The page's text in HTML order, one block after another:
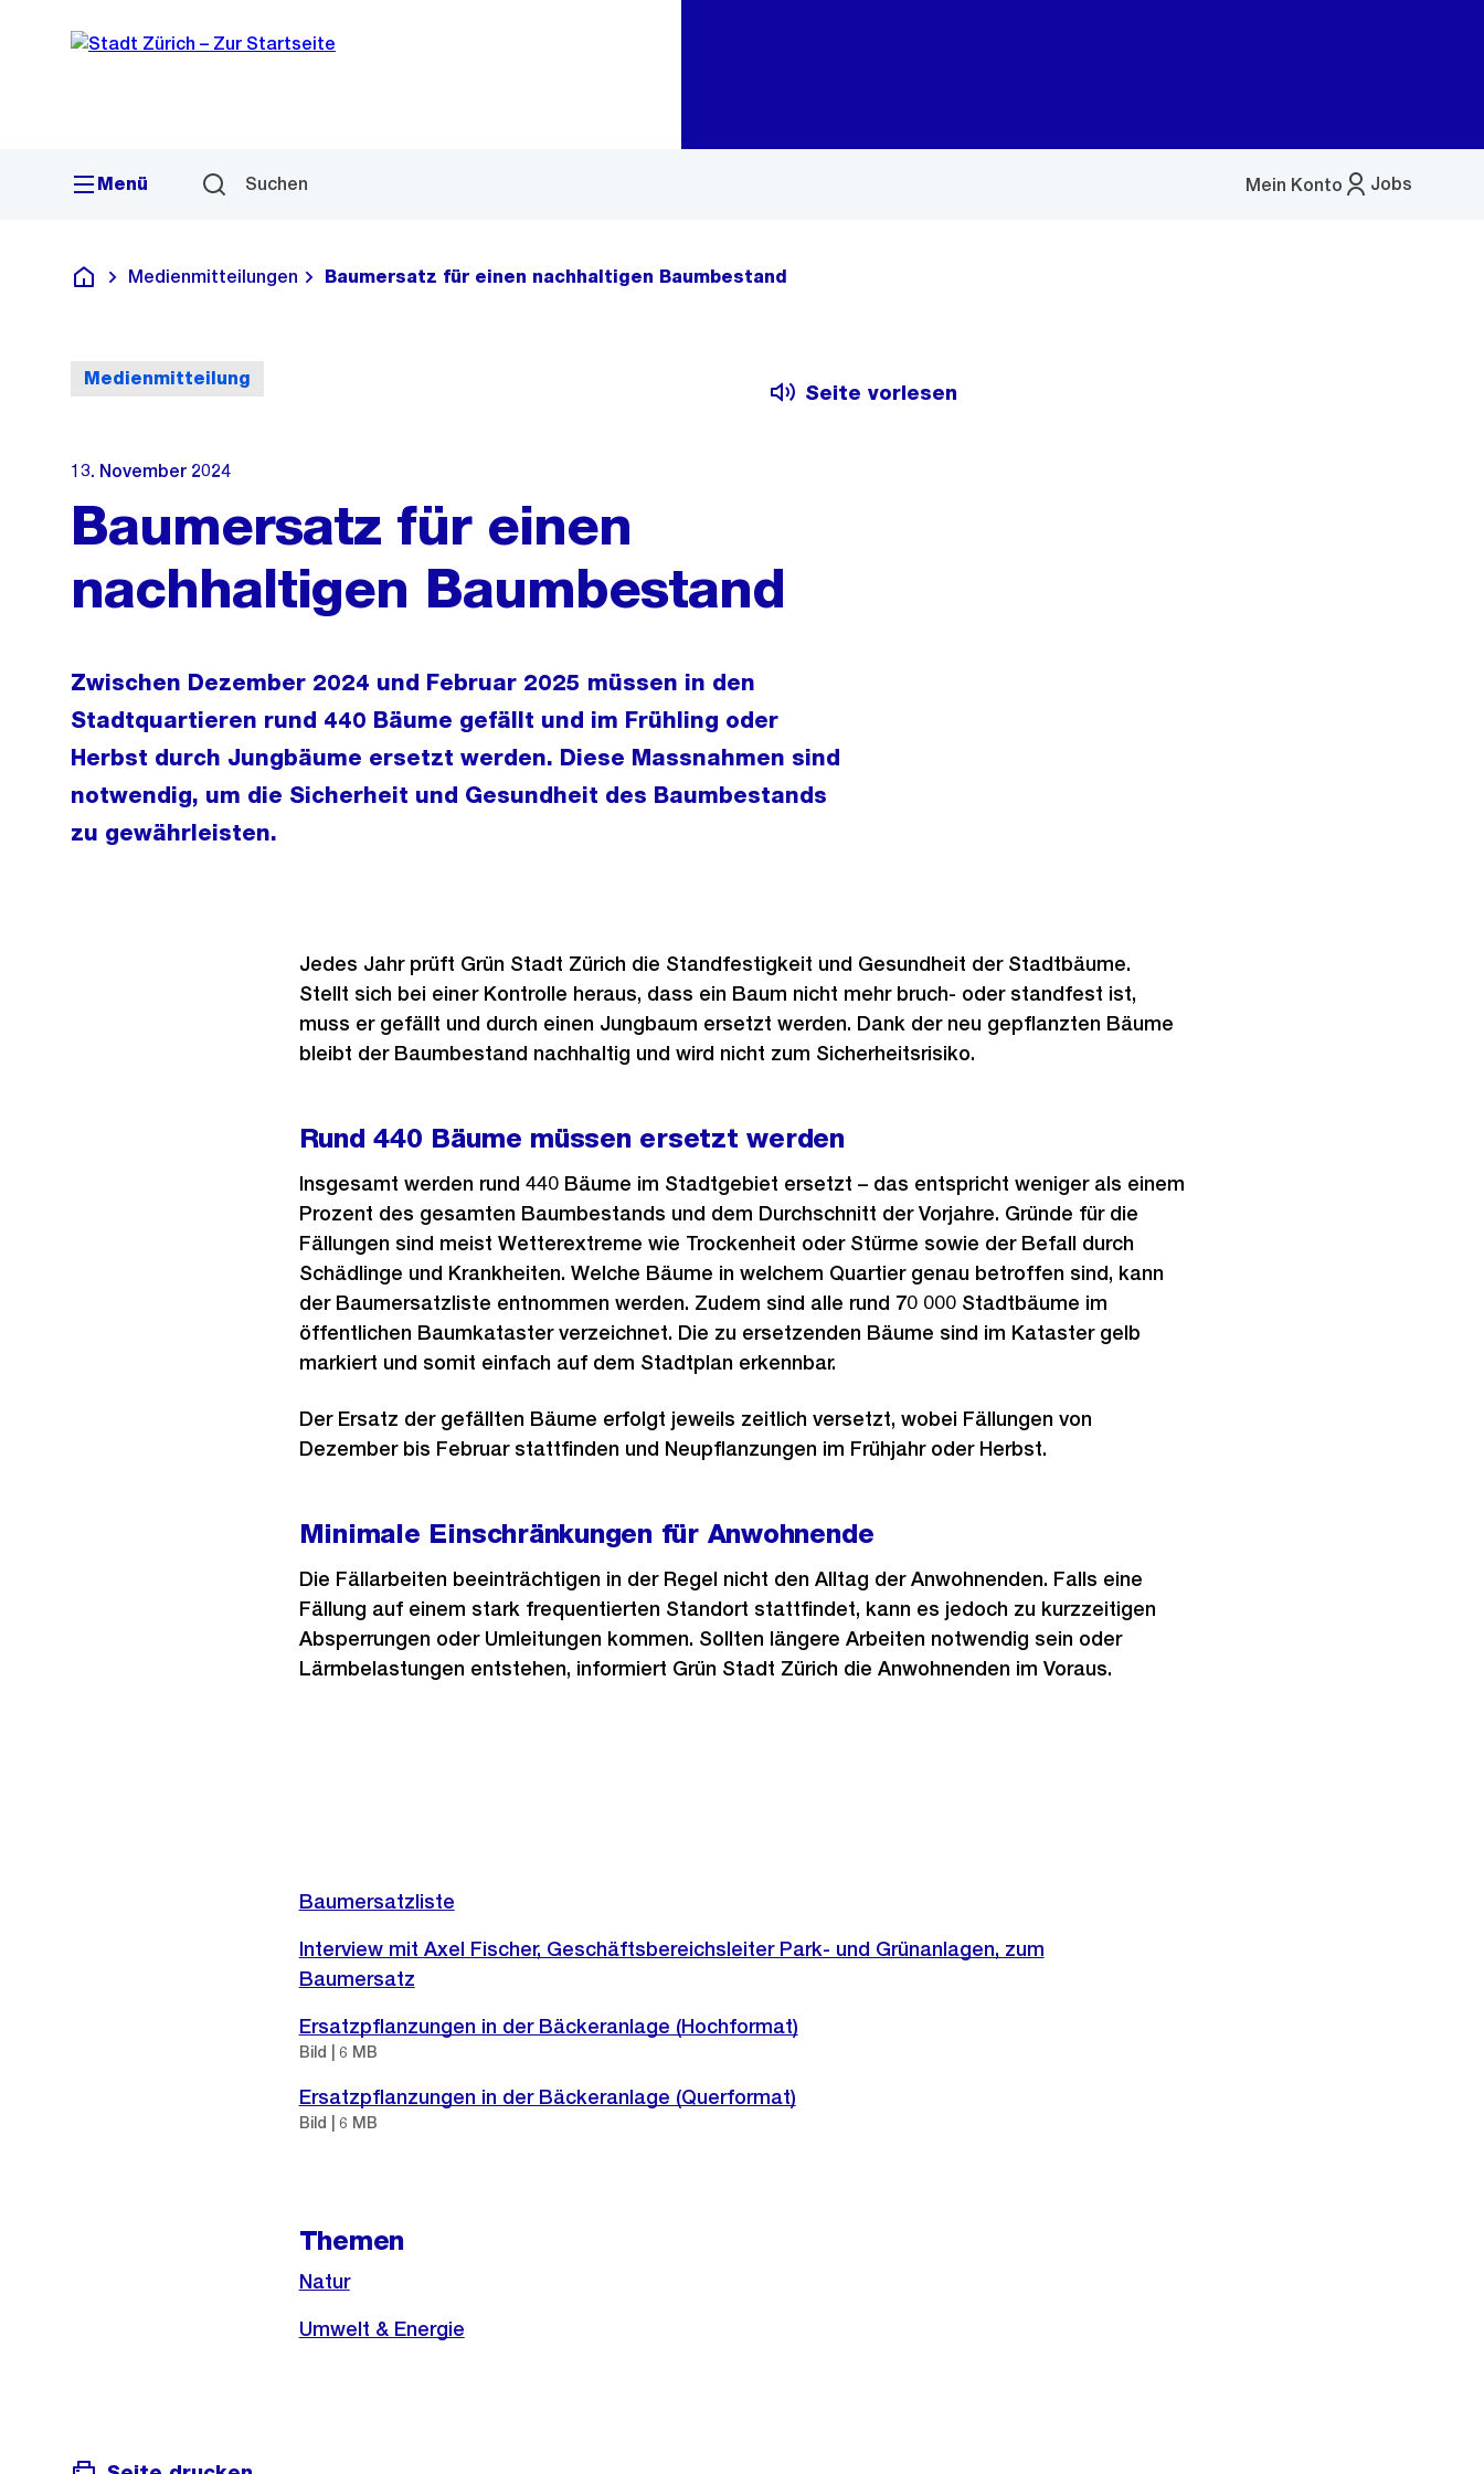
Navigation
Sprunglink
Menü Suchen Jobs
Mein Konto
Menü
Deutsch
Medienmitteilungen Baumersatz für einen nachhaltigen Baumbestand
Medienmitteilung
Seite vorlesen
13. November 2024
Baumersatz für einen
nachhaltigen Baumbestand
Zwischen Dezember 2024 und Februar 2025 müssen in den
Stadtquartieren rund 440 Bäume gefällt und im Frühling oder
Herbst durch Jungbäume ersetzt werden. Diese Massnahmen sind
notwendig, um die Sicherheit und Gesundheit des Baumbestands
zu gewährleisten.
Jedes Jahr prüft Grün Stadt Zürich die Standfestigkeit und Gesundheit der Stadtbäume.
Stellt sich bei einer Kontrolle heraus, dass ein Baum nicht mehr bruch- oder standfest ist,
muss er gefällt und durch einen Jungbaum ersetzt werden. Dank der neu gepflanzten Bäume
bleibt der Baumbestand nachhaltig und wird nicht zum Sicherheitsrisiko.
Rund 440 Bäume müssen ersetzt werden
Insgesamt werden rund 440 Bäume im Stadtgebiet ersetzt – das entspricht weniger als einem
Prozent des gesamten Baumbestands und dem Durchschnitt der Vorjahre. Gründe für die
Fällungen sind meist Wetterextreme wie Trockenheit oder Stürme sowie der Befall durch
Schädlinge und Krankheiten. Welche Bäume in welchem Quartier genau betroffen sind, kann
der Baumersatzliste entnommen werden. Zudem sind alle rund 70 000 Stadtbäume im
öffentlichen Baumkataster verzeichnet. Die zu ersetzenden Bäume sind im Kataster gelb
markiert und somit einfach auf dem Stadtplan erkennbar.
Der Ersatz der gefällten Bäume erfolgt jeweils zeitlich versetzt, wobei Fällungen von
Dezember bis Februar stattfinden und Neupflanzungen im Frühjahr oder Herbst.
Minimale Einschränkungen für Anwohnende
Die Fällarbeiten beeinträchtigen in der Regel nicht den Alltag der Anwohnenden. Falls eine
Fällung auf einem stark frequentierten Standort stattfindet, kann es jedoch zu kurzzeitigen
Absperrungen oder Umleitungen kommen. Sollten längere Arbeiten notwendig sein oder
Lärmbelastungen entstehen, informiert Grün Stadt Zürich die Anwohnenden im Voraus.
Baumersatzliste
Interview mit Axel Fischer, Geschäftsbereichsleiter Park- und Grünanlagen, zum
Baumersatz
Ersatzpflanzungen in der Bäckeranlage (Hochformat)
Bild | 6 MB
Ersatzpflanzungen in der Bäckeranlage (Querformat)
Bild | 6 MB
Themen
Natur
Umwelt & Energie